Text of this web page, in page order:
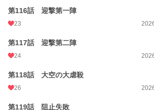
第116話 迎撃第一陣
23
第117話 迎撃第二陣
24
第118話 大空の大虐殺
26
第119話 阻止失敗